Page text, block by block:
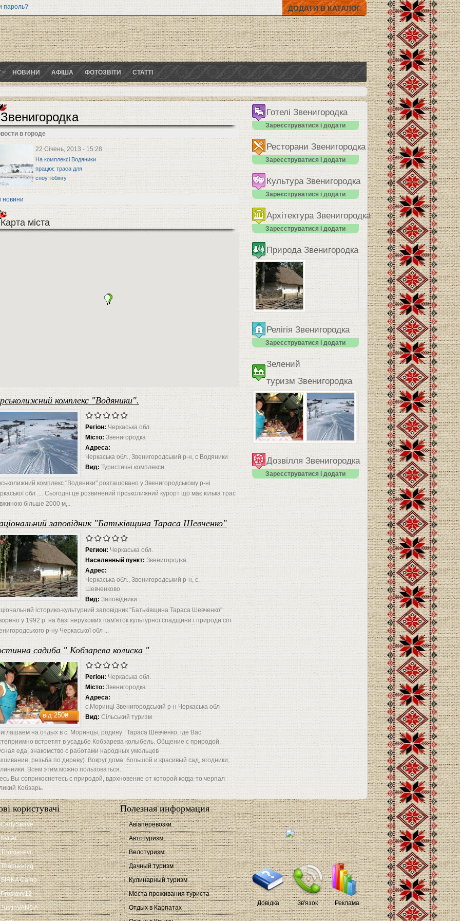
пароль? ДОДАТИ В КАТАЛОГ
НОВИНИ АФІША ФОТОЗВІТИ СТАТТІ
Звенигородка
в городе
22 Січень, 2013 - 15:28
На комплексі Водяники
працює траса для
сноутюбінгу
новини
Карта міста
комплекс "Водяники".
Регіон:Черкаська обл.
Місто: Звенигородка
Адреса:
Черкаська обл., Звенигородський р-н, с Водяники
Вид:Туристичні комплекси
комплекс "Водяники" розташовано у Звенигородському р-ні
обл .... Сьогодні це розвинений гірськолижний курорт що має кілька трас
більше 2000 м,..
заповідник "Батьківщина Тараса Шевченко"
Регион: Черкаська обл.
Населенный пункт: Звенигородка
Адрес:
Черкаська обл., Звенигородський р-н, с.
Шевченково
Вид: Заповідники
історико-культурний заповідник "Батьківщина Тараса Шевченко"
у 1992 р. на базі нерухомих пам'яток культурної спадщини і природи сіл
р-ну Черкаської обл ...
садиба " Кобзарева колиска "
від250₴
Регіон:Черкаська обл.
Місто: Звенигородка
Адреса:
с.Моринці Звенигородський р-н Черкаська обл
Вид:Сільський туризм
на отдых в с. Моринцы, родину Тараса Шевченко, где Вас
встретят в усадьбе Кобзарева колыбель. Общение с природой,
еда, знакомство с работами народных умельцев
резьба по дереву). Вокруг дома большой и красивый сад, ягодники,
Всем этим можно пользоваться.
Вы соприкоснетесь с природой, вдохновение от которой когда-то черпал
Кобзарь.
Готелі Звенигородка
Зареєструватися і додати
Ресторани Звенигородка
Зареєструватися і додати
Культура Звенигородка
Зареєструватися і додати
Архітектура Звенигородка
Зареєструватися і додати
Природа Звенигородка
Релігія Звенигородка
Зареєструватися і додати
Зелений
туризм Звенигородка
Дозвілля Звенигородка
Зареєструватися і додати
користувачі
CadySeave
SvitAL
Thomasevc
Thomasdzq
SIRKA Camp
Proslavv12
JustinVANDA
Полезная информация
Авіаперевозки
Автотуризм
Велотуризм
Дачный туризм
Кулинарный туризм
Места проживания туриста
Отдых в Карпатах
Довідка Зв'язок Реклама